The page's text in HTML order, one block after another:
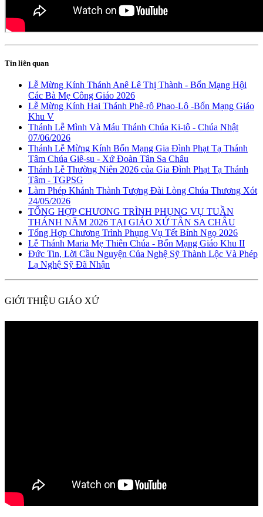
Tin liên quan
Lễ Mừng Kính Thánh Anê Lê Thị Thành - Bổn Mạng Hội
Các Bà Mẹ Công Giáo 2026
Lễ Mừng Kính Hai Thánh Phê-rô Phao-Lô -Bổn Mạng Giáo
Khu V
Thánh Lễ Mình Và Máu Thánh Chúa Ki-tô - Chúa Nhật
07/06/2026
Thánh Lễ Mừng Kính Bổn Mạng Gia Đình Phạt Tạ Thánh
Tâm Chúa Giê-su - Xứ Đoàn Tân Sa Châu
Thánh Lễ Thường Niên 2026 của Gia Đình Phạt Tạ Thánh
Tâm - TGPSG
Làm Phép Khánh Thành Tượng Đài Lòng Chúa Thương Xót
24/05/2026
TỔNG HỢP CHƯƠNG TRÌNH PHỤNG VỤ TUẦN
THÁNH NĂM 2026 TẠI GIÁO XỨ TÂN SA CHÂU
Tổng Hợp Chương Trình Phụng Vụ Tết Bính Ngọ 2026
Lễ Thánh Maria Mẹ Thiên Chúa - Bổn Mạng Giáo Khu II
Đức Tin, Lời Cầu Nguyện Của Nghệ Sỹ Thành Lộc Và Phép
Lạ Nghệ Sỹ Đã Nhận
GIỚI THIỆU GIÁO XỨ